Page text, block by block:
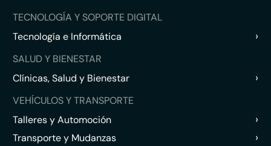
TECNOLOGÍA Y SOPORTE DIGITAL
Tecnología e Informática
›
SALUD Y BIENESTAR
Clínicas, Salud y Bienestar
›
VEHÍCULOS Y TRANSPORTE
Talleres y Automoción
›
Transporte y Mudanzas ›